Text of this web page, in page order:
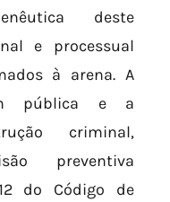
deste
e processual
à arena. A
pública e a
criminal,
preventiva
do Código de